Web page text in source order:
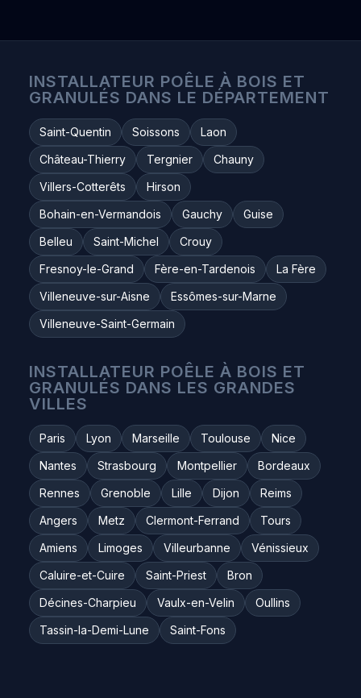
INSTALLATEUR POÊLE À BOIS ET
GRANULÉS DANS LE DÉPARTEMENT
Saint-Quentin Soissons
Laon
Château-Thierry
Tergnier
Chauny
Villers-Cotterêts
Hirson
Bohain-en-Vermandois
Gauchy
Guise
Belleu
Saint-Michel
Crouy
Fresnoy-le-Grand
Fère-en-Tardenois
La Fère
Villeneuve-sur-Aisne
Essômes-sur-Marne
Villeneuve-Saint-Germain
INSTALLATEUR POÊLE À BOIS ET
GRANULÉS DANS LES GRANDES
VILLES
Paris Lyon Marseille Toulouse
Nice
Nantes
Strasbourg Montpellier
Bordeaux
Rennes
Grenoble Lille Dijon
Reims
Angers
Metz Clermont-Ferrand
Tours
Amiens
Limoges Villeurbanne
Vénissieux
Caluire-et-Cuire
Saint-Priest
Bron
Décines-Charpieu
Vaulx-en-Velin
Oullins
Tassin-la-Demi-Lune
Saint-Fons